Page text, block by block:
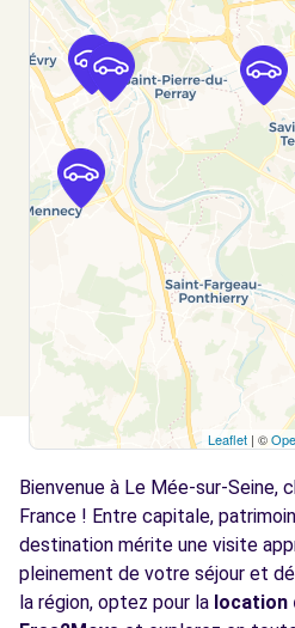
Free2move Rent -
DENIS (DS)
1 RUE ARISTIDE BRIAND
VERT ST DENIS, FR-77, 77240
Voir l'agence
Free2move Rent -
1 RUE ARISTIDE BRIAND
VERT ST DENIS, FR-77, 77240
Voir l'agence
Free2Move Rent - SARL DE
15 RUE BENJAMIN FRANKLIN
LA ROCHETTE, 77000
Leaflet | ©
Bienvenue à Le Mée-sur-Seine,
France ! Entre capitale,
destination mérite une visite
pleinement de votre séjour et
la région, optez pour la location